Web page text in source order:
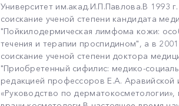
Университет им.акад.И.П.Павлова.В 1993
соискание ученой степени кандидата
"Пойкилодермическая лимфома кожи:
течения и терапии проспидином", а в
соискание ученой степени доктора
"Приобретенный сифилис: медико-
редакцией профессоров Е.А. Аравийской
«Руководство по